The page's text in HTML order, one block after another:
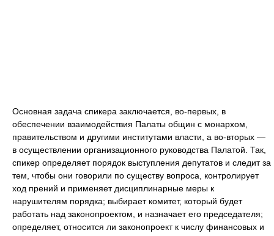
Основная задача спикера заключается, во-первых, в
обеспечении взаимодействия Палаты общин с монархом,
правительством и другими институтами власти, а во-вторых —
в осуществлении организационного руководства Палатой. Так,
спикер определяет порядок выступления депутатов и следит за
тем, чтобы они говорили по существу вопроса, контролирует
ход прений и применяет дисциплинарные меры к
нарушителям порядка; выбирает комитет, который будет
работать над законопроектом, и назначает его председателя;
определяет, относится ли законопроект к числу финансовых и